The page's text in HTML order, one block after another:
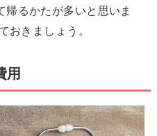
帰るかたが多いと思いま
おきましょう。
用